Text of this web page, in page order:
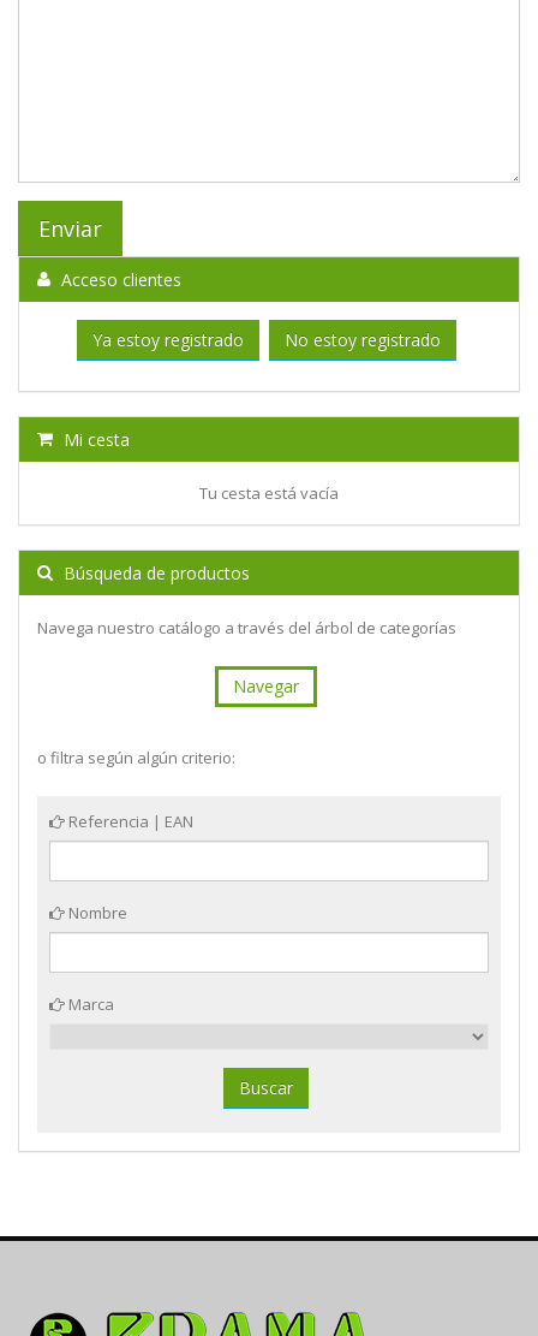
Acceso clientes
Ya estoy registrado No estoy registrado
Mi cesta
Tu cesta está vacía
Búsqueda de productos
Navega nuestro catálogo a través del árbol de categorías
Navegar
o filtra según algún criterio:
Referencia | EAN
Nombre
Marca